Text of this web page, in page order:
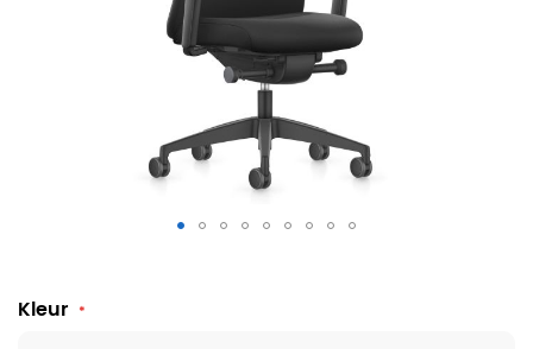
Bureaustoel Interstuhl Everyis1 EV117
Kleur